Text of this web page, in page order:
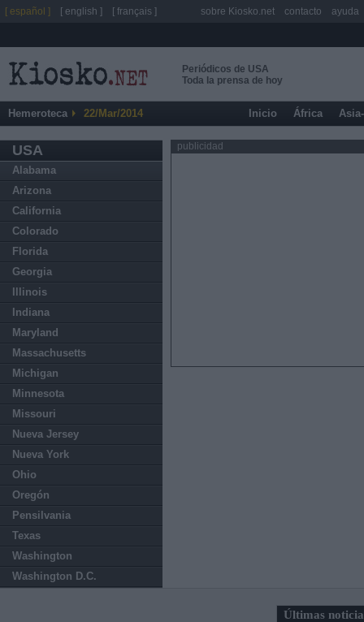
Periódicos de USA
Toda la prensa de hoy
Hemeroteca 22/Mar/2014 Inicio África
USA
Alabama
Arizona
California
Colorado
Florida
Georgia
Illinois
Indiana
Maryland
Massachusetts
Michigan
Minnesota
Missouri
Nueva Jersey
Nueva York
Ohio
Oregón
Pensilvania
Texas
Washington
Washington D.C.
publicidad
Últimas
[ español ] [ english ] [ français ] sobre Kiosko.net contacto ayuda